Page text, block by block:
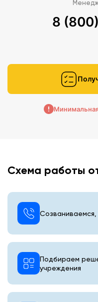
8
Схема работы
Подбираем
учреждения